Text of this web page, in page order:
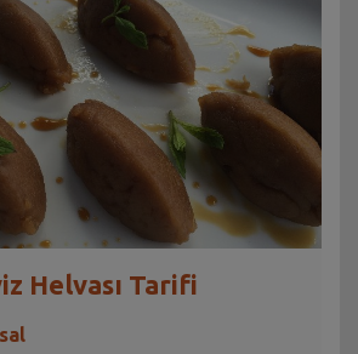
Helvası Tarifi